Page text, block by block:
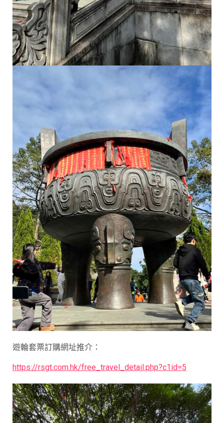
遊輪套票訂購網址推介：
https://rsgt.com.hk/free_travel_detail.php?c1id=5